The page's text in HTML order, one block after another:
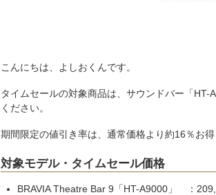
こんにちは、よしおくんです。
タイムセールの対象商品は、サウンドバー「
ください。
期間限定の値引き率は、通常価格より約16％お得
対象モデル・タイムセール価格
BRAVIA Theatre Bar 9「HT-A9000」 ：